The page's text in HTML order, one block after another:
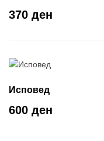
370 ден
Исповед
600 ден